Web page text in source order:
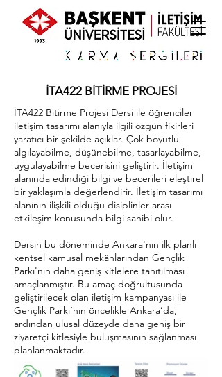
İTA422 BİTİRME PROJESİ
İTA422 Bitirme Projesi Dersi ile öğrenciler
iletişim tasarımı alanıyla ilgili özgün fikirleri
yaratıcı bir şekilde açıklar. Çok boyutlu
algılayabilme, düşünebilme, tasarlayabilme,
uygulayabilme becerisini geliştirir. İletişim
alanında edindiği bilgi ve becerileri eleştirel
bir yaklaşımla değerlendirir. İletişim tasarımı
alanının ilişkili olduğu disiplinler arası
etkileşim konusunda bilgi sahibi olur.
Dersin bu döneminde Ankara'nın ilk planlı
kentsel kamusal mekânlarından Gençlik
Parkı'nın daha geniş kitlelere tanıtılması
amaçlanmıştır. Bu amaç doğrultusunda
geliştirilecek olan iletişim kampanyası ile
Gençlik Parkı’nın öncelikle Ankara’da,
ardından ulusal düzeyde daha geniş bir
ziyaretçi kitlesiyle buluşmasının sağlanması
planlanmaktadır.